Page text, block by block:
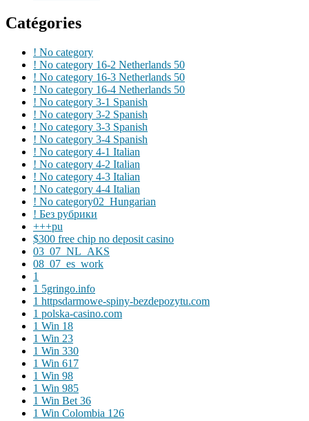
Catégories
! No category
! No category 16-2 Netherlands 50
! No category 16-3 Netherlands 50
! No category 16-4 Netherlands 50
! No category 3-1 Spanish
! No category 3-2 Spanish
! No category 3-3 Spanish
! No category 3-4 Spanish
! No category 4-1 Italian
! No category 4-2 Italian
! No category 4-3 Italian
! No category 4-4 Italian
! No category02_Hungarian
! Без рубрики
+++pu
$300 free chip no deposit casino
03_07_NL_AKS
08_07_es_work
1
1 5gringo.info
1 httpsdarmowe-spiny-bezdepozytu.com
1 polska-casino.com
1 Win 18
1 Win 23
1 Win 330
1 Win 617
1 Win 98
1 Win 985
1 Win Bet 36
1 Win Colombia 126